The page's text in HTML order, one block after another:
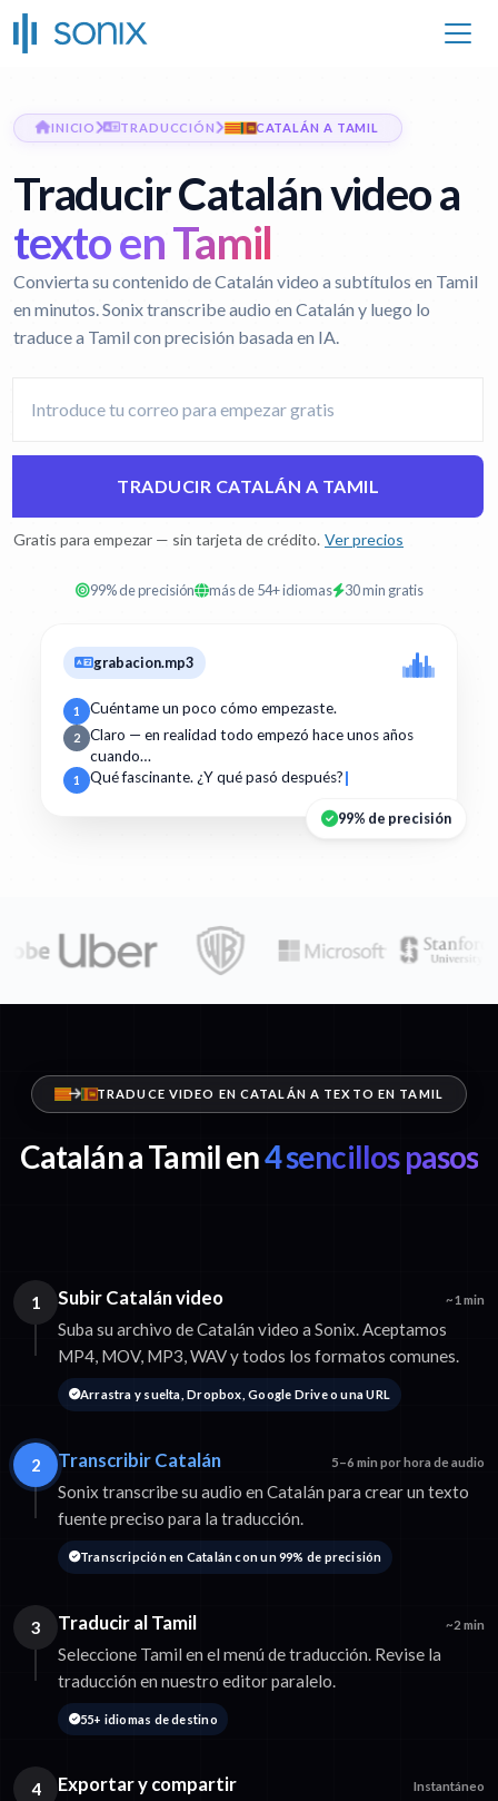
INICIO TRADUCCIÓN CATALÁN A TAMIL
Traducir Catalán video a
texto en Tamil
Convierta su contenido de Catalán video a subtítulos en Tamil
en minutos. Sonix transcribe audio en Catalán y luego lo
traduce a Tamil con precisión basada en IA.
TRADUCIR CATALÁN A TAMIL
Gratis para empezar — sin tarjeta de crédito. Ver precios
99% de precisión más de 54+ idiomas 30 min gratis
grabacion.mp3
1 Cuéntame un poco cómo empezaste.
2
Claro — en realidad todo empezó hace unos años
cuando…
1 Qué fascinante. ¿Y qué pasó después?
99% de precisión
TRADUCE VIDEO EN CATALÁN A TEXTO EN TAMIL
Catalán a Tamil en4 sencillos pasos
1 Subir Catalán video ~1 min
Suba su archivo de Catalán video a Sonix. Aceptamos
MP4, MOV, MP3, WAV y todos los formatos comunes.
Arrastra y suelta, Dropbox, Google Drive o una URL
2 Transcribir Catalán 5–6 min por hora de audio
Sonix transcribe su audio en Catalán para crear un texto
fuente preciso para la traducción.
Transcripción en Catalán con un 99% de precisión
3 Traducir al Tamil ~2 min
Seleccione Tamil en el menú de traducción. Revise la
traducción en nuestro editor paralelo.
55+ idiomas de destino
4 Exportar y compartir Instantáneo